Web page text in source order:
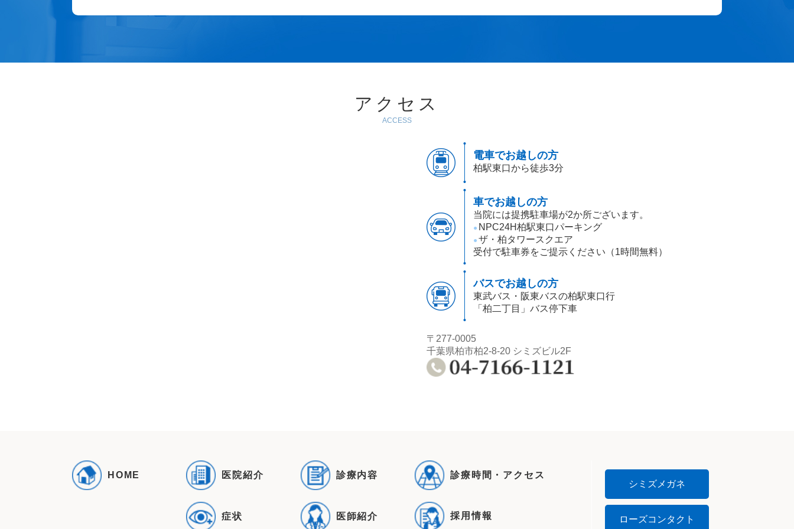
アクセス
ACCESS
電車でお越しの方
柏駅東口から徒歩3分
車でお越しの方
当院には提携駐車場が2か所ございます。
● NPC24H柏駅東口パーキング
● ザ・柏タワースクエア
受付で駐車券をご提示ください（1時間無料）
バスでお越しの方
東武バス・阪東バスの柏駅東口行
「柏二丁目」バス停下車
〒277-0005
千葉県柏市柏2-8-20 シミズビル2F
HOME 医院紹介 診療内容 診療時間・アクセス
症状 医師紹介 採用情報
シミズメガネ
ローズコンタクト